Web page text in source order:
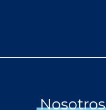
Nosotros